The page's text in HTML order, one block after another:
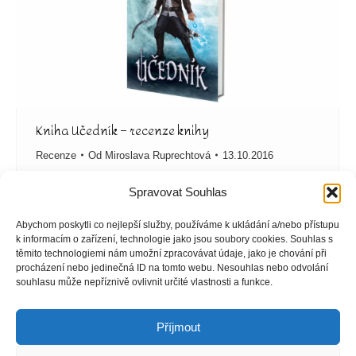
Spravovat Souhlas
Abychom poskytli co nejlepší služby, používáme k ukládání a/nebo přístupu
k informacím o zařízení, technologie jako jsou soubory cookies. Souhlas s
těmito technologiemi nám umožní zpracovávat údaje, jako je chování při
procházení nebo jedinečná ID na tomto webu. Nesouhlas nebo odvolání
souhlasu může nepříznivě ovlivnit určité vlastnosti a funkce.
Příjmout
Kniha Učedník – recenze knihy
Recenze Od Miroslava Ruprechtová 13.10.2016
Kniha Učedník – recenze knihy Fletcher je mladý
kovářský učeň, který žije v Kožové, to je vesnice v
Medvědích horách. Celá vesnice je obehnána zdí,
takže je hodně chráněná a sjíždějí se tam obchodníci
z celého světa. Jako učedník si Fletcher moc